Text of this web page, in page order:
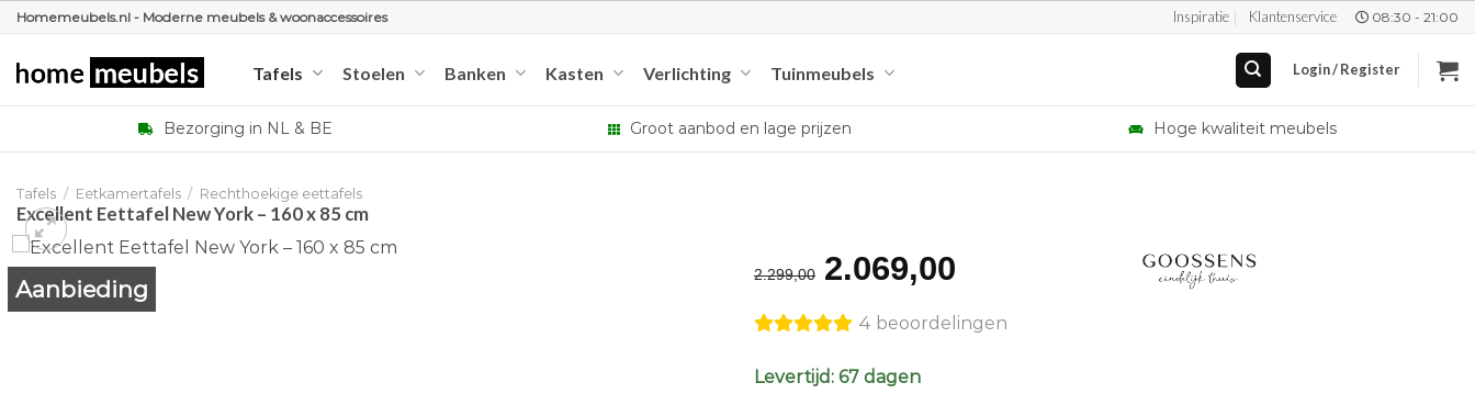
Ga
inhoud
Homemeubels.nl - Moderne meubels & woonaccessoires Inspiratie Klantenservice 08:30 - 21:00
Tafels Stoelen Banken Kasten Verlichting Tuinmeubels Login / Register
Bezorging in NL & BE Groot aanbod en lage prijzen Hoge kwaliteit meubels
Tafels / Eetkamertafels / Rechthoekige eettafels
Excellent Eettafel New York – 160 x 85 cm
Aanbieding
2.299,00 Original
was:
€2.299,00.
2.069,00
is:
4 beoordelingen
Levertijd: 67 dagen